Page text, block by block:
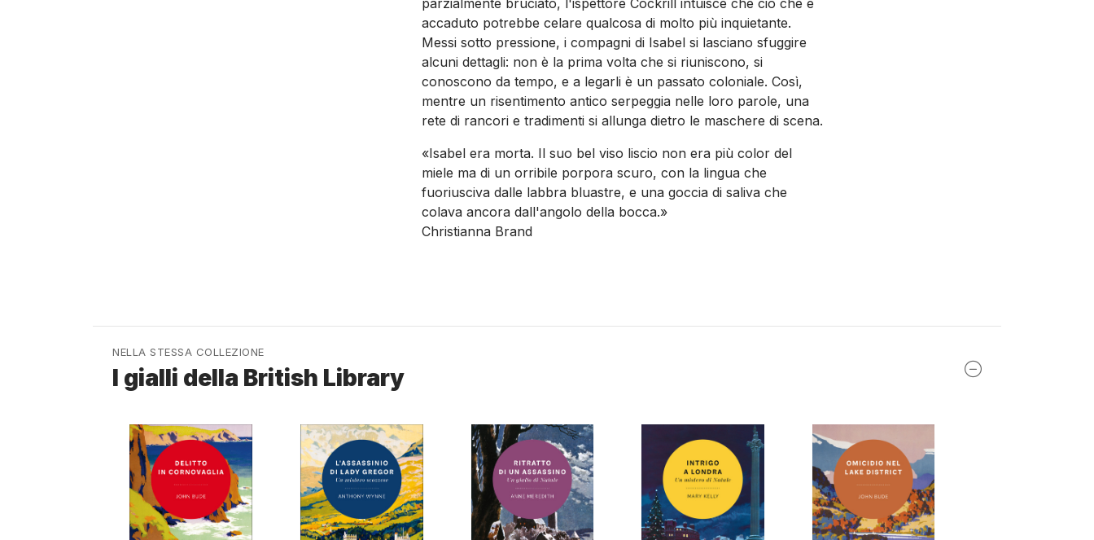
parzialmente bruciato, l'ispettore Cockrill intuisce che ciò che è
accaduto potrebbe celare qualcosa di molto più inquietante.
Messi sotto pressione, i compagni di Isabel si lasciano sfuggire
alcuni dettagli: non è la prima volta che si riuniscono, si
conoscono da tempo, e a legarli è un passato coloniale. Così,
mentre un risentimento antico serpeggia nelle loro parole, una
rete di rancori e tradimenti si allunga dietro le maschere di scena.
«Isabel era morta. Il suo bel viso liscio non era più color del
miele ma di un orribile porpora scuro, con la lingua che
fuoriusciva dalle labbra bluastre, e una goccia di saliva che
colava ancora dall'angolo della bocca.»
Christianna Brand
NELLA STESSA COLLEZIONE
I gialli della British Library